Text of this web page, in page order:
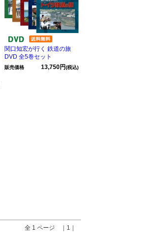
関口知宏が行く 鉄道の旅
DVD 全5巻セット
販売価格 13,750円(税込)
全 1 ページ ｜1｜